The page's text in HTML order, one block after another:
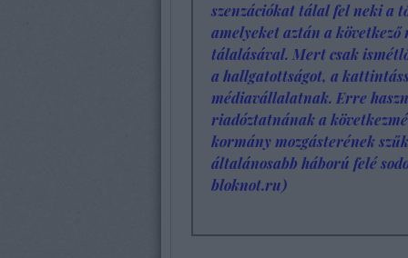
szenzációkat tálal fel neki a
amelyeket aztán a
tálalásával. Mert csak
a hallgatottságot, a
médiavállalatnak. Erre
riadóztatnának a
kormány mozgásterének
általánosabb háború felé
bloknot.ru)